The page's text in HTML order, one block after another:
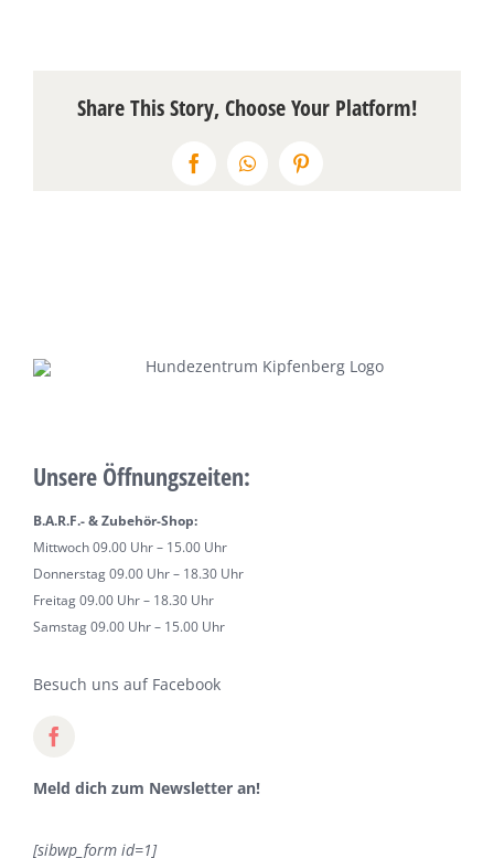
Öffnungszeiten
Share This Story, Choose Your Platform!
FacebookWhatsAppPinterest
Unsere Öffnungszeiten:
B.A.R.F.- & Zubehör-Shop:
Mittwoch 09.00 Uhr – 15.00 Uhr
Donnerstag 09.00 Uhr – 18.30 Uhr
Freitag 09.00 Uhr – 18.30 Uhr
Samstag 09.00 Uhr – 15.00 Uhr
Besuch uns auf Facebook
Meld dich zum Newsletter an!
[sibwp_form id=1]